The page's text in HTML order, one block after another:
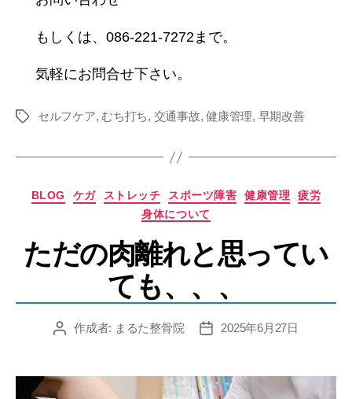
もしくは、086-221-7272まで。
気軽にお問合せ下さい。
タ
セルフケア, むち打ち, 交通事故,健康管理, 早期改善
カ
テ
リ
ー
BLOG ケガ ストレッチ スポーツ障害 健康管理
疲労
身体について
ただの肉離れと思ってい
ても、、、
投 作成者: まるた整骨院
投
2025年6月27日